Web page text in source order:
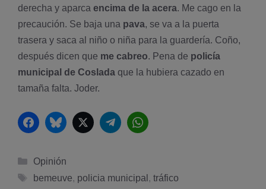
derecha y aparca encima de la acera. Me cago en la
precaución. Se baja una pava, se va a la puerta
trasera y saca al niño o niña para la guarderí­a. Coño,
después dicen que me cabreo. Pena de policí­a
municipal de Coslada que la hubiera cazado en
tamaña falta. Joder.
FacebookBluesky Twitter Telegram
Categorías
Opinión
Etiquetas
bemeuve, policia municipal , tráfico